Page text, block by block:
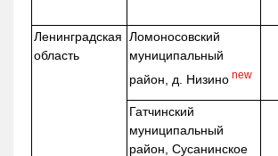
Ленинградская
область
Ломоносовский
муниципальный
район, д. Низино new
Гатчинский
муниципальный
район, Сусанинское